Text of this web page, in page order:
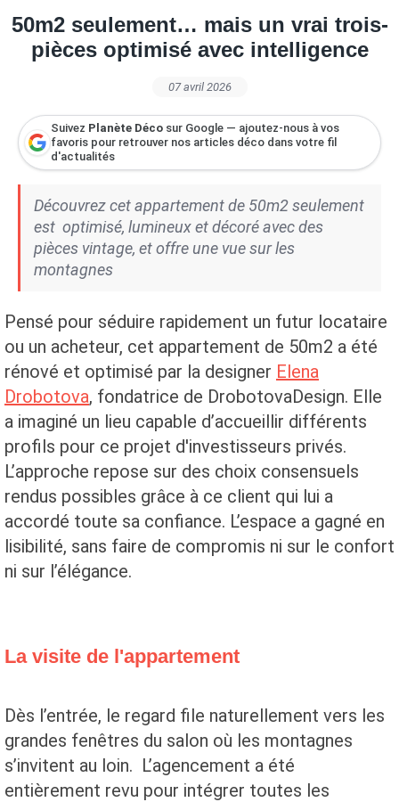
50m2 seulement… mais un vrai trois-
pièces optimisé avec intelligence
07 avril 2026
Suivez Planète Déco sur Google — ajoutez-nous à vos
favoris pour retrouver nos articles déco dans votre fil
d'actualités
Découvrez cet appartement de 50m2 seulement
est optimisé, lumineux et décoré avec des
pièces vintage, et offre une vue sur les
montagnes
Pensé pour séduire rapidement un futur locataire
ou un acheteur, cet appartement de 50m2 a été
rénové et optimisé par la designer Elena
Drobotova, fondatrice de DrobotovaDesign. Elle
a imaginé un lieu capable d’accueillir différents
profils pour ce projet d'investisseurs privés.
L’approche repose sur des choix consensuels
rendus possibles grâce à ce client qui lui a
accordé toute sa confiance. L’espace a gagné en
lisibilité, sans faire de compromis ni sur le confort
ni sur l’élégance.
La visite de l'appartement
Dès l’entrée, le regard file naturellement vers les
grandes fenêtres du salon où les montagnes
s’invitent au loin. L’agencement a été
entièrement revu pour intégrer toutes les